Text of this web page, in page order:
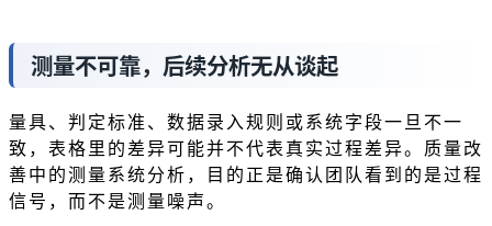
测量不可靠，后续分析无从谈起
量具、判定标准、数据录入规则或系统字段一旦不一
致，表格里的差异可能并不代表真实过程差异。质量改
善中的测量系统分析，目的正是确认团队看到的是过程
信号，而不是测量噪声。